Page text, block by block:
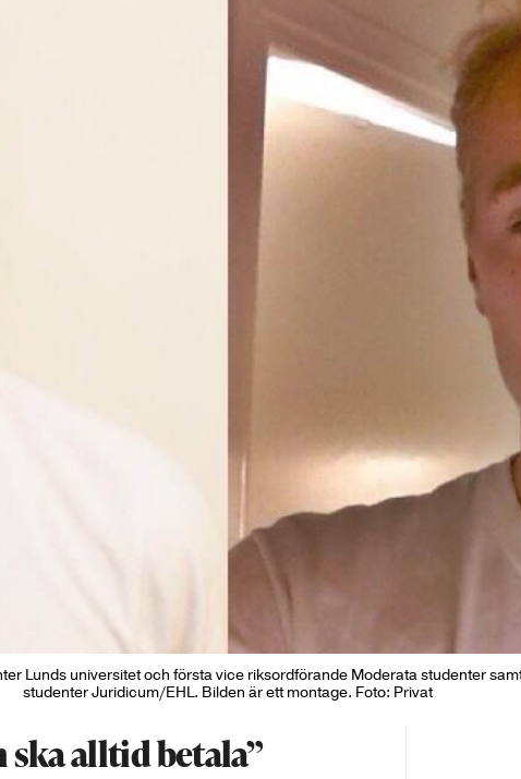
Lunds universitet och första vice riksordförande Moderata studenter
studenter Juridicum/EHL. Bilden är ett montage. Foto: Privat
ska alltid betala”